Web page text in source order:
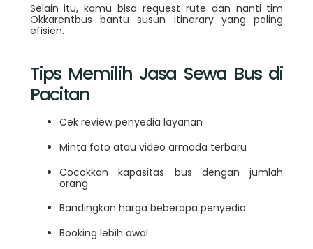
Selain itu, kamu bisa request rute dan nanti tim
Okkarentbus bantu susun itinerary yang paling
efisien.
Tips Memilih Jasa Sewa Bus di
Pacitan
Cek review penyedia layanan
Minta foto atau video armada terbaru
Cocokkan kapasitas bus dengan jumlah
orang
Bandingkan harga beberapa penyedia
Booking lebih awal